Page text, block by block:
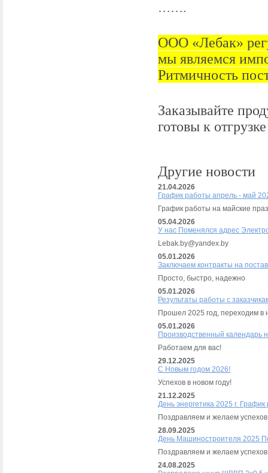
…….
ООО «Лебак»
мы являемся
Ритмичность
Заказывайте
готовы к
Другие новости
21.04.2026
График работы апрель - май
График работы на майские
05.04.2026
У нас Поменялся адрес
Lebak.by@yandex.by
05.01.2026
Заключаем контракты на
Просто, быстро, надежно
05.01.2026
Результаты работы с
Прошел 2025 год, переходим в
05.01.2026
Производственный календарь
Работаем для вас!
29.12.2025
С Новым годом 2026!
Успехов в новом году!
21.12.2025
День энергетика 2025 г.
Поздравляем и желаем
28.09.2025
День Машиностроителя 2025
Поздравляем и желаем
24.08.2025